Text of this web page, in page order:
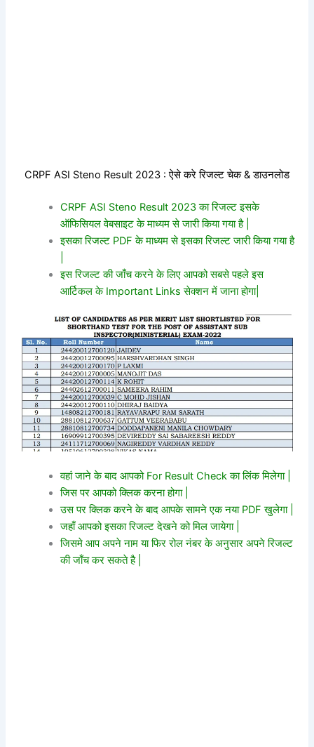
CRPF ASI Steno Result 2023 : ऐसे करे रिजल्ट चेक & डाउनलोड
CRPF ASI Steno Result 2023 का रिजल्ट इसके
ऑफिसियल वेबसाइट के माध्यम से जारी किया गया है |
इसका रिजल्ट PDF के माध्यम से इसका रिजल्ट जारी किया गया है
इस रिजल्ट की जाँच करने के लिए आपको सबसे पहले इस
आर्टिकल के Important Links सेक्शन में जाना होगा|
वहां जाने के बाद आपको For Result Check का लिंक मिलेगा |
जिस पर आपको क्लिक करना होगा |
उस पर क्लिक करने के बाद आपके सामने एक नया PDF खुलेगा |
जहाँ आपको इसका रिजल्ट देखने को मिल जायेगा |
जिसमे आप अपने नाम या फिर रोल नंबर के अनुसार अपने रिजल्ट
की जाँच कर सकते है |